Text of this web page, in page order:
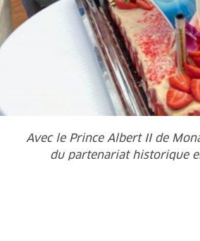
Avec le Prince Albert II de
du partenariat historique